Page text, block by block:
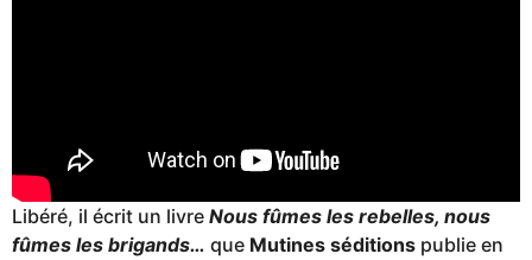
Libéré, il écrit un livre Nous fûmes les rebelles, nous
fûmes les brigands… que Mutines séditions publie en